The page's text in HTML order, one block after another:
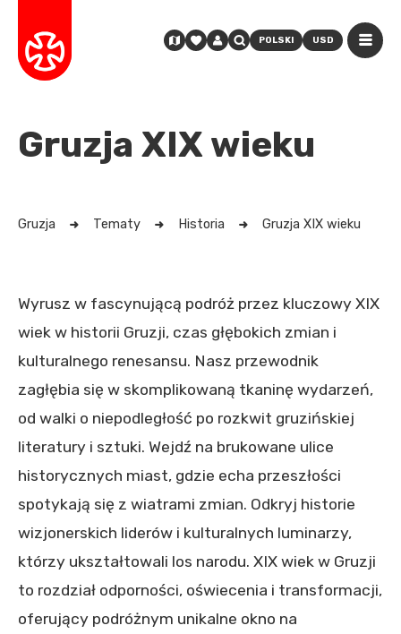
POLSKI USD
Gruzja XIX wieku
Gruzja Tematy Historia Gruzja XIX wieku
Wyrusz w fascynującą podróż przez kluczowy XIX
wiek w historii Gruzji, czas głębokich zmian i
kulturalnego renesansu. Nasz przewodnik
zagłębia się w skomplikowaną tkaninę wydarzeń,
od walki o niepodległość po rozkwit gruzińskiej
literatury i sztuki. Wejdź na brukowane ulice
historycznych miast, gdzie echa przeszłości
spotykają się z wiatrami zmian. Odkryj historie
wizjonerskich liderów i kulturalnych luminarzy,
którzy ukształtowali los narodu. XIX wiek w Gruzji
to rozdział odporności, oświecenia i transformacji,
oferujący podróżnym unikalne okno na